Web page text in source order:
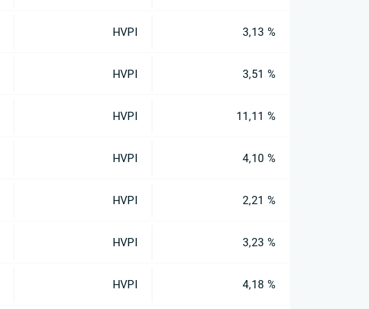
HVPI 3,13 %
HVPI 3,51 %
HVPI 11,11 %
HVPI 4,10 %
HVPI 2,21 %
HVPI 3,23 %
HVPI 4,18 %